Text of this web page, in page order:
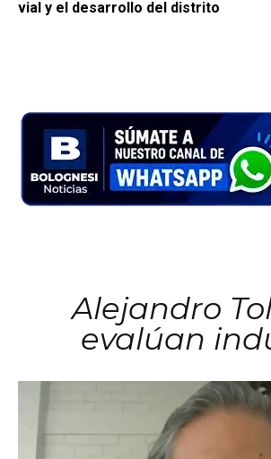
vial y el desarrollo del distrito
Alejandro
evalúan